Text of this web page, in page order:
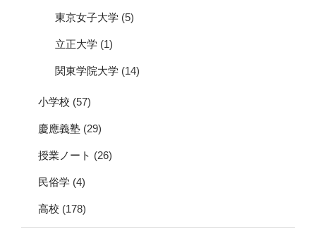
東京女子大学 (5)
立正大学 (1)
関東学院大学 (14)
小学校 (57)
慶應義塾 (29)
授業ノート (26)
民俗学 (4)
高校 (178)